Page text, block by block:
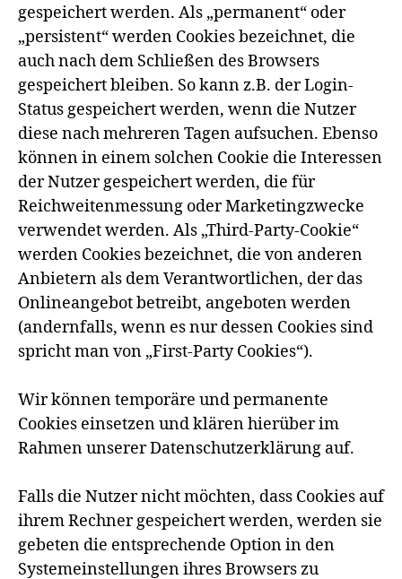
gespeichert werden. Als „permanent“ oder
„persistent“ werden Cookies bezeichnet, die
auch nach dem Schließen des Browsers
gespeichert bleiben. So kann z.B. der Login-
Status gespeichert werden, wenn die Nutzer
diese nach mehreren Tagen aufsuchen. Ebenso
können in einem solchen Cookie die Interessen
der Nutzer gespeichert werden, die für
Reichweitenmessung oder Marketingzwecke
verwendet werden. Als „Third-Party-Cookie“
werden Cookies bezeichnet, die von anderen
Anbietern als dem Verantwortlichen, der das
Onlineangebot betreibt, angeboten werden
(andernfalls, wenn es nur dessen Cookies sind
spricht man von „First-Party Cookies“).
Wir können temporäre und permanente
Cookies einsetzen und klären hierüber im
Rahmen unserer Datenschutzerklärung auf.
Falls die Nutzer nicht möchten, dass Cookies auf
ihrem Rechner gespeichert werden, werden sie
gebeten die entsprechende Option in den
Systemeinstellungen ihres Browsers zu